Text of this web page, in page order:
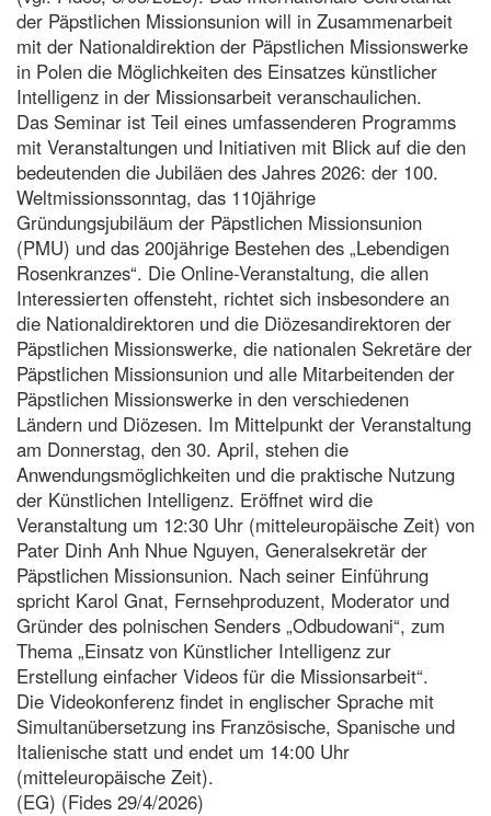
der Päpstlichen Missionsunion will in Zusammenarbeit
mit der Nationaldirektion der Päpstlichen Missionswerke
in Polen die Möglichkeiten des Einsatzes künstlicher
Intelligenz in der Missionsarbeit veranschaulichen.
Das Seminar ist Teil eines umfassenderen Programms
mit Veranstaltungen und Initiativen mit Blick auf die den
bedeutenden die Jubiläen des Jahres 2026: der 100.
Weltmissionssonntag, das 110jährige
Gründungsjubiläum der Päpstlichen Missionsunion
(PMU) und das 200jährige Bestehen des „Lebendigen
Rosenkranzes“. Die Online-Veranstaltung, die allen
Interessierten offensteht, richtet sich insbesondere an
die Nationaldirektoren und die Diözesandirektoren der
Päpstlichen Missionswerke, die nationalen Sekretäre der
Päpstlichen Missionsunion und alle Mitarbeitenden der
Päpstlichen Missionswerke in den verschiedenen
Ländern und Diözesen. Im Mittelpunkt der Veranstaltung
am Donnerstag, den 30. April, stehen die
Anwendungsmöglichkeiten und die praktische Nutzung
der Künstlichen Intelligenz. Eröffnet wird die
Veranstaltung um 12:30 Uhr (mitteleuropäische Zeit) von
Pater Dinh Anh Nhue Nguyen, Generalsekretär der
Päpstlichen Missionsunion. Nach seiner Einführung
spricht Karol Gnat, Fernsehproduzent, Moderator und
Gründer des polnischen Senders „Odbudowani“, zum
Thema „Einsatz von Künstlicher Intelligenz zur
Erstellung einfacher Videos für die Missionsarbeit“.
Die Videokonferenz findet in englischer Sprache mit
Simultanübersetzung ins Französische, Spanische und
Italienische statt und endet um 14:00 Uhr
(mitteleuropäische Zeit).
(EG) (Fides 29/4/2026)